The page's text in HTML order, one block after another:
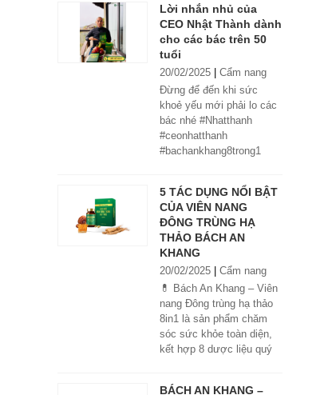
Lời nhắn nhủ của
CEO Nhật Thành dành
cho các bác trên 50
tuổi
20/02/2025
Cẩm nang
Đừng để đến khi sức
khoẻ yếu mới phải lo các
bác nhé #Nhatthanh
#ceonhatthanh
#bachankhang8trong1
#khoetubentrong
#nhatthanhbak
5 TÁC DỤNG NỔI BẬT
CỦA VIÊN NANG
ĐÔNG TRÙNG HẠ
THẢO BÁCH AN
KHANG
20/02/2025
Cẩm nang
💊 Bách An Khang – Viên
nang Đông trùng hạ thảo
8in1 là sản phẩm chăm
sóc sức khỏe toàn diện,
kết hợp 8 dược liệu quý
BÁCH AN KHANG –